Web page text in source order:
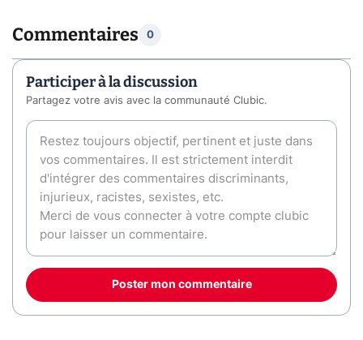
Commentaires 0
Participer à la discussion
Partagez votre avis avec la communauté Clubic.
Poster mon commentaire